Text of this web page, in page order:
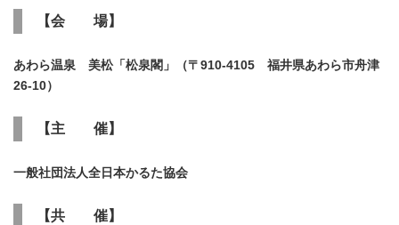
【会 場】
あわら温泉 美松「松泉閣」（〒 910-4105 福井県あわら市舟津
26-10）
【主 催】
一般社団法人全日本かるた協会
【共 催】